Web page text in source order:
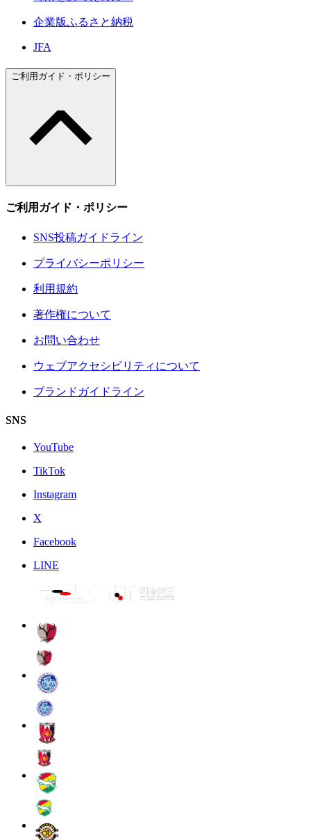
企業版ふるさと納税
JFA
ご利用ガイド・ポリシー
ご利用ガイド・ポリシー
SNS投稿ガイドライン
プライバシーポリシー
利用規約
著作権について
お問い合わせ
ウェブアクセシビリティについて
ブランドガイドライン
SNS
YouTube
TikTok
Instagram
X
Facebook
LINE